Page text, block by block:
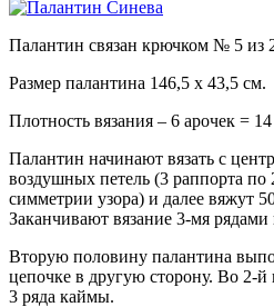
Палантин связан крючком № 5 из
Размер палантина 146,5 х 43,5 см.
Плотность вязания – 6 арочек =
Палантин начинают вязать с
воздушных петель (3 раппорта по
симметрии узора) и далее вяжут
Заканчивают вязание 3-мя
Вторую половину палантина
цепочке в другую сторону. Во 2-
3 ряда каймы.